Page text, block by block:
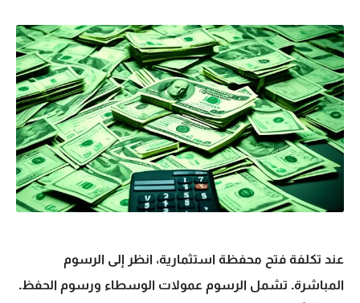
عند تكلفة فتح محفظة استثمارية، انظر إلى الرسوم
المباشرة. تشمل الرسوم عمولات الوسطاء ورسوم الحفظ.